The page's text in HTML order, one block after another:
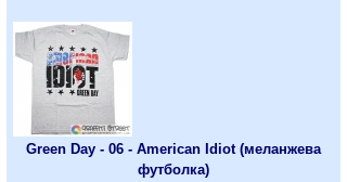
Green Day - 06 - American Idiot (меланжева
футболка)